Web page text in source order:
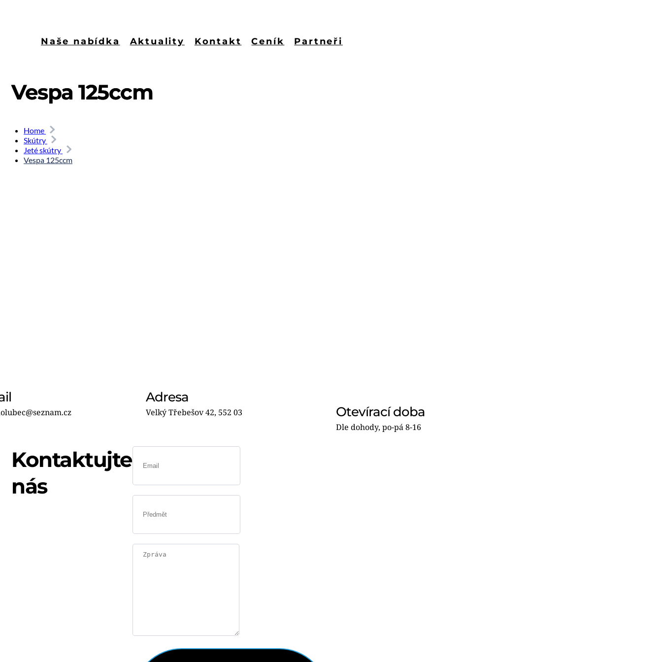
Naše nabídka Aktuality Kontakt Ceník Partneři
Vespa 125ccm
Home
Skútry
Jeté skútry
Vespa 125ccm
@seznam.cz
Adresa
Velký Třebešov 42, 552 03 Otevírací doba
Dle dohody, po-pá 8-16
Kontaktujte
nás